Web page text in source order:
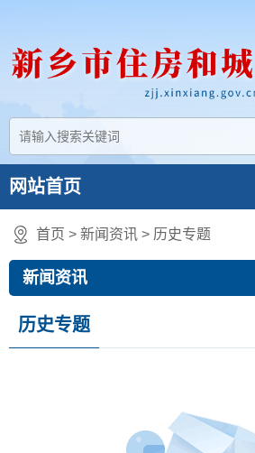
网站首页
首页 > 新闻资讯 > 历史专题
新闻资讯
历史专题